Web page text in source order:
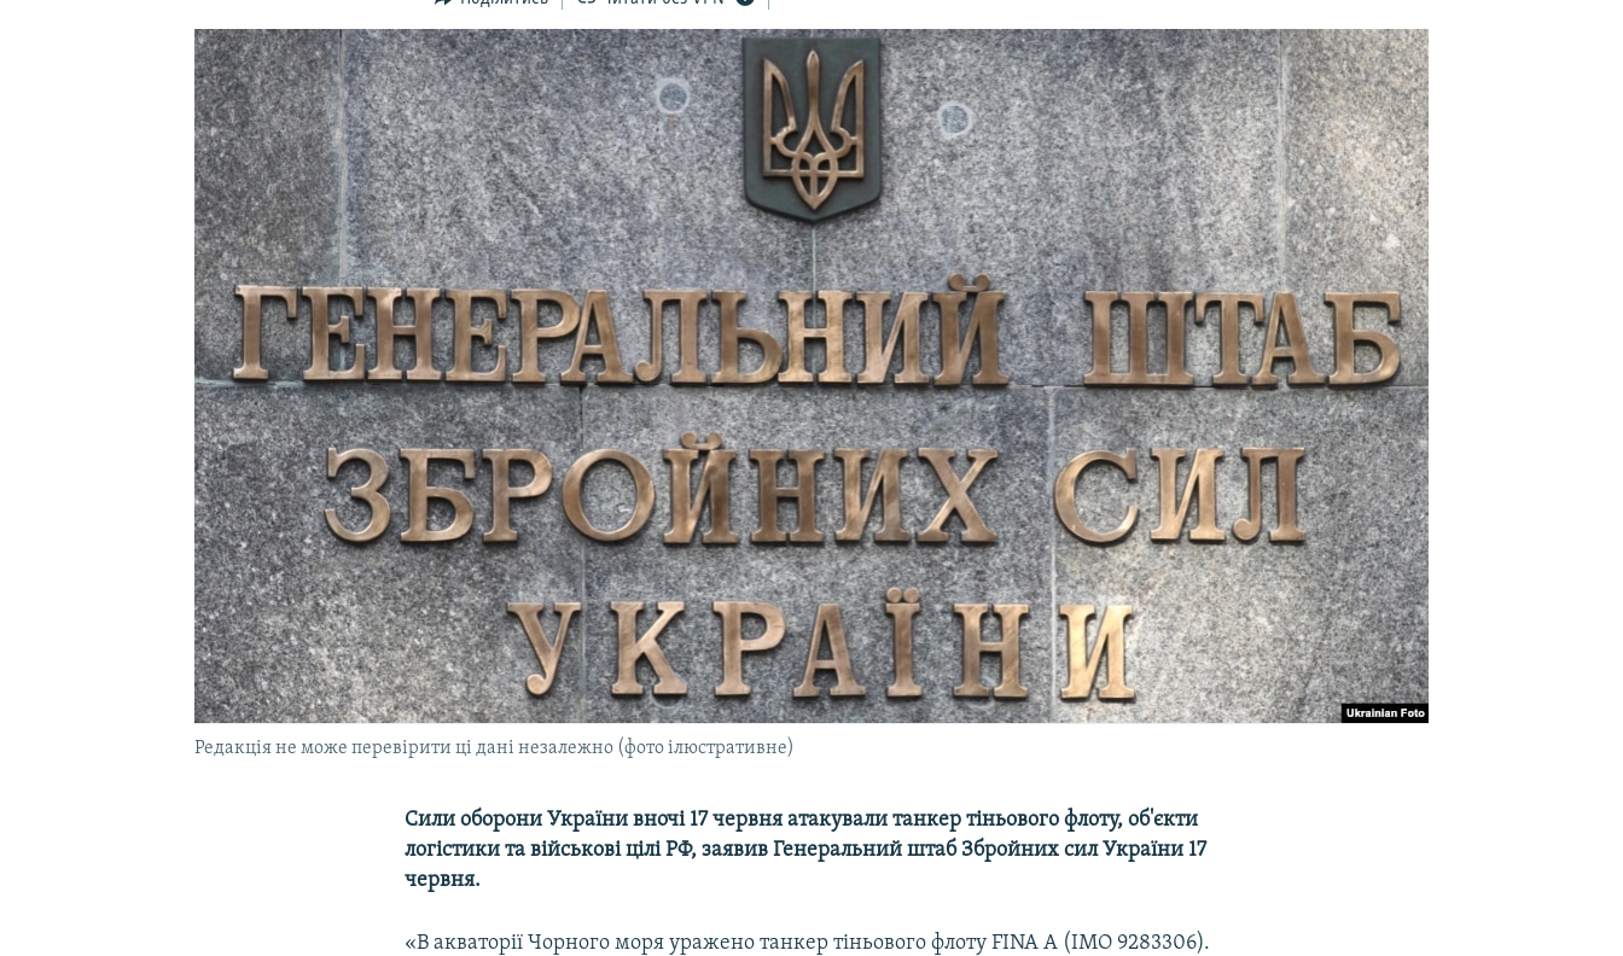
УКРАЇНСЬКА ПРОБЛЕМА КРИМУ
Редакція не може перевірити ці дані незалежно (фото ілюстративне)
Сили оборони України вночі 17 червня атакували танкер тіньового флоту, об'єкти
логістики та військові цілі РФ, заявив Генеральний штаб Збройних сил України 17
червня.
«В акваторії Чорного моря уражено танкер тіньового флоту FINA A (IMO 9283306).